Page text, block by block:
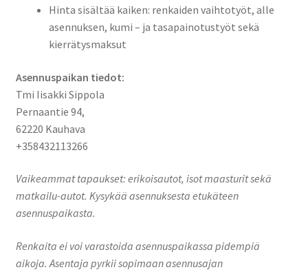
Hinta sisältää kaiken: renkaiden vaihtotyöt, alle
asennuksen, kumi – ja tasapainotustyöt sekä
kierrätysmaksut
Asennuspaikan tiedot:
Tmi Iisakki Sippola
Pernaantie 94,
62220 Kauhava
+358432113266
Vaikeammat tapaukset: erikoisautot, isot maasturit sekä
matkailu-autot. Kysykää asennuksesta etukäteen
asennuspaikasta.
Renkaita ei voi varastoida asennuspaikassa pidempiä
aikoja. Asentaja pyrkii sopimaan asennusajan